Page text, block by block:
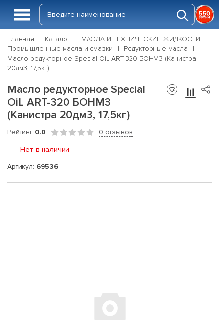
Главная Каталог
МАСЛА И ТЕХНИЧЕСКИЕ ЖИДКОСТИ
Промышленные масла и смазки
Редукторные масла
Масло редукторное Special OiL ART-320 БОНМЗ (Канистра
20дм3, 17,5кг)
Масло редукторное Special
OiL ART-320 БОНМЗ
(Канистра 20дм3, 17,5кг)
Рейтинг 0.0 0 отзывов
Нет в наличии
Артикул: 69536